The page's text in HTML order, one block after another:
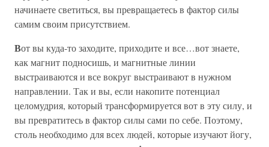
начинаете светиться, вы превращаетесь в фактор силы
самим своим присутствием.
Вот вы куда-то заходите, приходите и все…вот знаете,
как магнит подносишь, и магнитные линии
выстраиваются и все вокруг выстраивают в нужном
направлении. Так и вы, если накопите потенциал
целомудрия, который трансформируется вот в эту силу, и
вы превратитесь в фактор силы сами по себе. Поэтому,
столь необходимо для всех людей, которые изучают йогу,